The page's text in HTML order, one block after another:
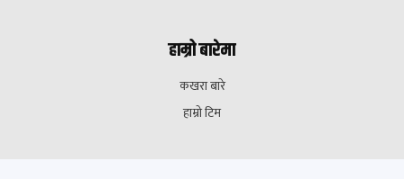
हाम्रो बारेमा
कखरा बारे
हाम्रो टिम